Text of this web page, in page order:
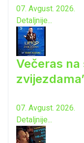
07. Avgust. 2026.
Detaljnije...
Večeras
07. Avgust. 2026.
Detaljnije...